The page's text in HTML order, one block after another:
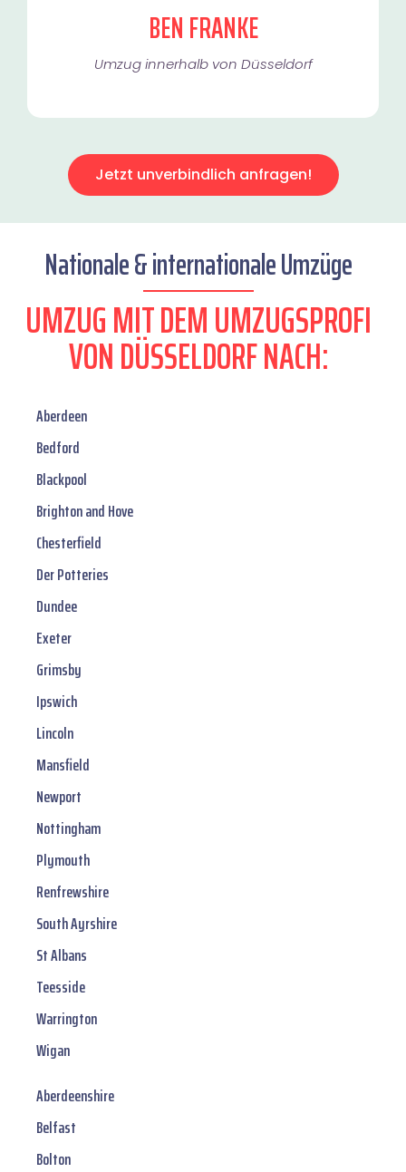
BEN FRANKE
Umzug innerhalb von Düsseldorf​
Jetzt unverbindlich anfragen!
Nationale & internationale Umzüge
UMZUG MIT DEM UMZUGSPROFI
VON DÜSSELDORF NACH:
Aberdeen
Bedford
Blackpool
Brighton and Hove
Chesterfield
Der Potteries
Dundee
Exeter
Grimsby
Ipswich
Lincoln
Mansfield
Newport
Nottingham
Plymouth
Renfrewshire
South Ayrshire
St Albans
Teesside
Warrington
Wigan
Aberdeenshire
Belfast
Bolton